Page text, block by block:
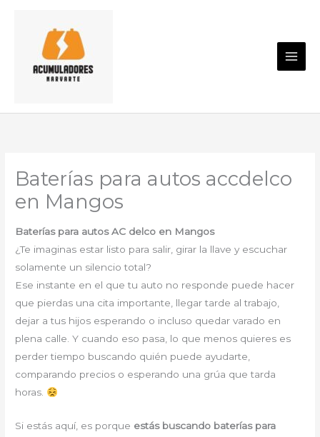
contenido
Baterías para autos accdelco
en Mangos
Baterías para autos AC delco en Mangos
¿Te imaginas estar listo para salir, girar la llave y escuchar
solamente un silencio total?
Ese instante en el que tu auto no responde puede hacer
que pierdas una cita importante, llegar tarde al trabajo,
dejar a tus hijos esperando o incluso quedar varado en
plena calle. Y cuando eso pasa, lo que menos quieres es
perder tiempo buscando quién puede ayudarte,
comparando precios o esperando una grúa que tarda
horas.
Si estás aquí, es porque estás buscando baterías para